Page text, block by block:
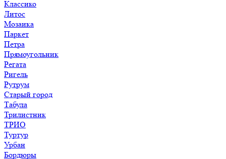
Классико
Литос
Мозаика
Паркет
Петра
Прямоугольник
Регата
Ригель
Рутрум
Старый город
Табула
Трилистник
ТРИО
Туртур
Урбан
Бордюры